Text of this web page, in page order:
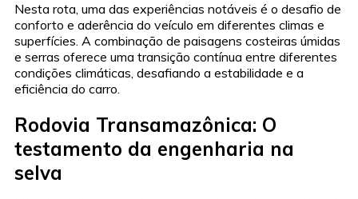
Nesta rota, uma das experiências notáveis é o desafio de
conforto e aderência do veículo em diferentes climas e
superfícies. A combinação de paisagens costeiras úmidas
e serras oferece uma transição contínua entre diferentes
condições climáticas, desafiando a estabilidade e a
eficiência do carro.
Rodovia Transamazônica: O
testamento da engenharia na
selva